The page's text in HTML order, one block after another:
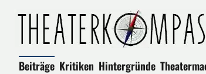
Beiträge Kritiken Hintergründe